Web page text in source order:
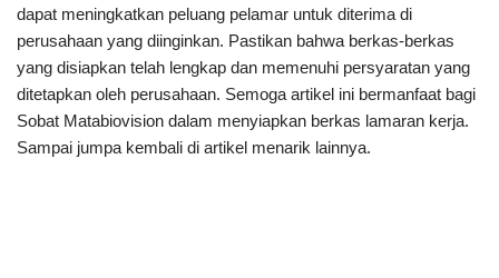
dapat meningkatkan peluang pelamar untuk diterima di
perusahaan yang diinginkan. Pastikan bahwa berkas-berkas
yang disiapkan telah lengkap dan memenuhi persyaratan yang
ditetapkan oleh perusahaan. Semoga artikel ini bermanfaat bagi
Sobat Matabiovision dalam menyiapkan berkas lamaran kerja.
Sampai jumpa kembali di artikel menarik lainnya.